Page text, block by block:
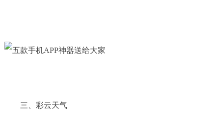
三、彩云天气